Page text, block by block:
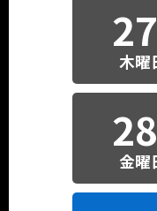
27
木曜
28
金曜